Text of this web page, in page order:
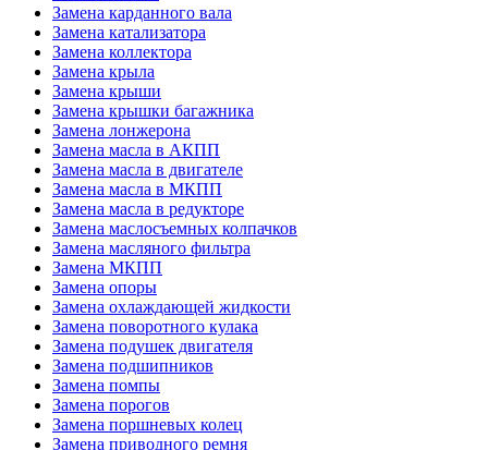
Замена карданного вала
Замена катализатора
Замена коллектора
Замена крыла
Замена крыши
Замена крышки багажника
Замена лонжерона
Замена масла в АКПП
Замена масла в двигателе
Замена масла в МКПП
Замена масла в редукторе
Замена маслосъемных колпачков
Замена масляного фильтра
Замена МКПП
Замена опоры
Замена охлаждающей жидкости
Замена поворотного кулака
Замена подушек двигателя
Замена подшипников
Замена помпы
Замена порогов
Замена поршневых колец
Замена приводного ремня